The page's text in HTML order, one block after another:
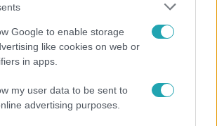
Google to enable storage
like cookies on web or
in apps.
my user data to be sent to
advertising purposes.
büszkén jelentették be: